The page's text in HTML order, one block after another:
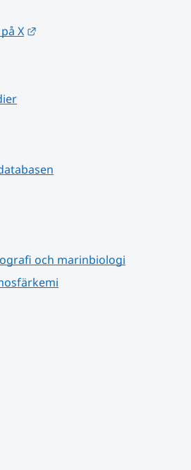
X
och marinbiologi